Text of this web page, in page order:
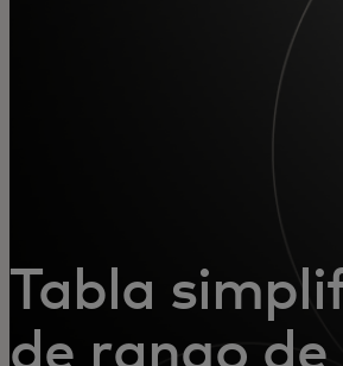
Para innovadores
Noticias y tendencias
Tabla
de rango de